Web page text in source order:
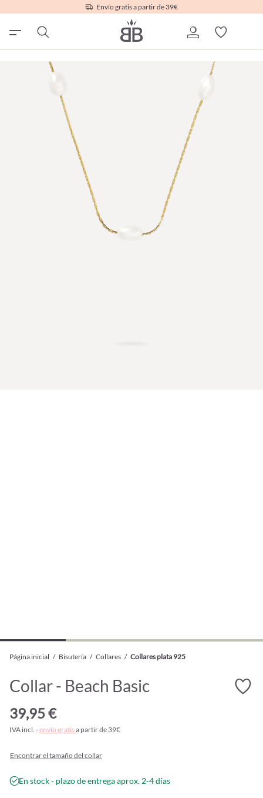
Envío gratis a partir de 39€
Página inicial / Bisutería / Collares / Collares plata 925
Collar - Beach Basic
39,95 €
IVA incl. -envío gratisa partir de 39€
Encontrar el tamaño del collar
En stock - plazo de entrega aprox. 2-4 días